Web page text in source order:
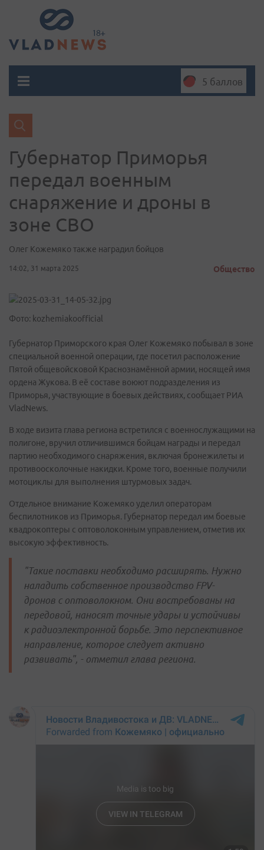
5 баллов
Губернатор Приморья
передал военным
снаряжение и дроны в
зоне СВО
Олег Кожемяко также наградил бойцов
14:02, 31 марта 2025 Общество
Фото: kozhemiakoofficial
Губернатор Приморского края Олег Кожемяко побывал в зоне
специальной военной операции, где посетил расположение
Пятой общевойсковой Краснознамённой армии, носящей имя
ордена Жукова. В её составе воюют подразделения из
Приморья, участвующие в боевых действиях, сообщает РИА
VladNews.
В ходе визита глава региона встретился с военнослужащими на
полигоне, вручил отличившимся бойцам награды и передал
партию необходимого снаряжения, включая бронежилеты и
противоосколочные накидки. Кроме того, военные получили
мотоциклы для выполнения штурмовых задач.
Отдельное внимание Кожемяко уделил операторам
беспилотников из Приморья. Губернатор передал им боевые
квадрокоптеры с оптоволоконным управлением, отметив их
высокую эффективность.
"Такие поставки необходимо расширять. Нужно
наладить собственное производство FPV-
дронов с оптоволокном. Они востребованы на
передовой, наносят точные удары и устойчивы
к радиоэлектронной борьбе. Это перспективное
направление, которое следует активно
развивать", - отметил глава региона.